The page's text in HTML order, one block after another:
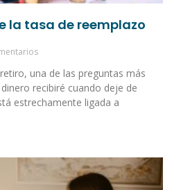
la tasa de reemplazo
una de las preguntas más
recibiré cuando deje de
estrechamente ligada a